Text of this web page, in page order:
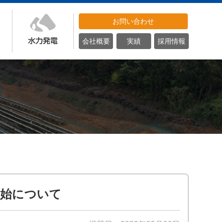
お問い合わせ
会社概要 実績 採用情報
について